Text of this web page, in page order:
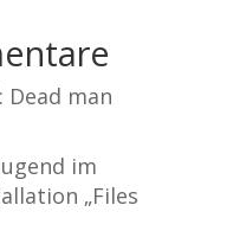
Dead man
im
„Files